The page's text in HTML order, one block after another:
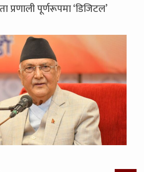
पूर्णरूपमा ‘डिजिटल’